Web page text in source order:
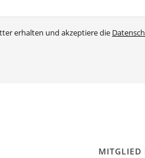
erhalten und akzeptiere die
MITGLIED